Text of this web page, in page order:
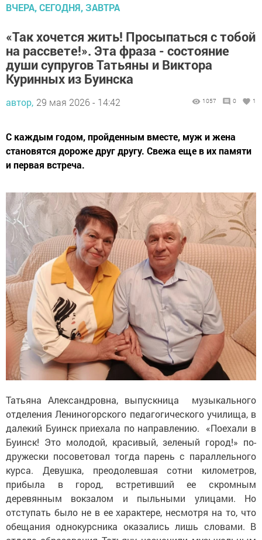
ВЧЕРА, СЕГОДНЯ, ЗАВТРА
«Так хочется жить! Просыпаться с тобой
на рассвете!». Эта фраза - состояние
души супругов Татьяны и Виктора
Куринных из Буинска
автор, 29 мая 2026 - 14:42 1057 0 1
С каждым годом, пройденным вместе, муж и жена
становятся дороже друг другу. Свежа еще в их памяти
и первая встреча.
Татьяна Александровна, выпускница музыкального
отделения Лениногорского педагогического училища, в
далекий Буинск приехала по направлению. «Поехали в
Буинск! Это молодой, красивый, зеленый город!» по-
дружески посоветовал тогда парень с параллельного
курса. Девушка, преодолевшая сотни километров,
прибыла в город, встретивший ее скромным
деревянным вокзалом и пыльными улицами. Но
отступать было не в ее характере, несмотря на то, что
обещания однокурсника оказались лишь словами. В